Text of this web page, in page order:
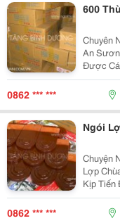
600
Chuyên
An Sương, Tp.hcm Đấy
Được
Http://
0862 *** ***
Ngói
Chuyện
Lợp Chùa
Kịp Tiến Độ Thi Công.
15D
Hồ Chí
0862 *** ***